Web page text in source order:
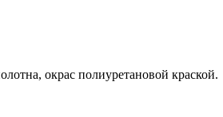
окрас полиуретановой краской.